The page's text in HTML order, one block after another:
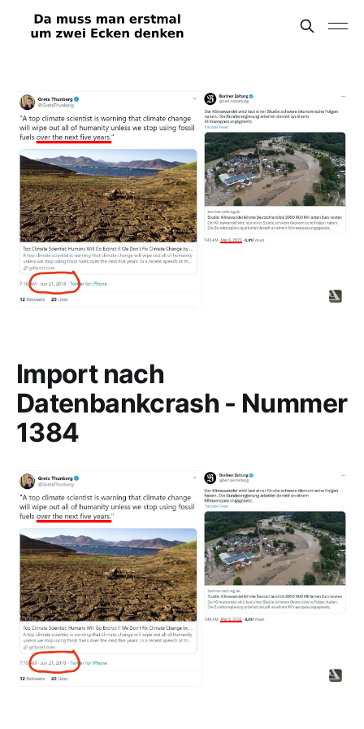
Import nach
Datenbankcrash - Nummer
1384